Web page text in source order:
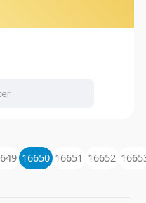
16650 16651 16652